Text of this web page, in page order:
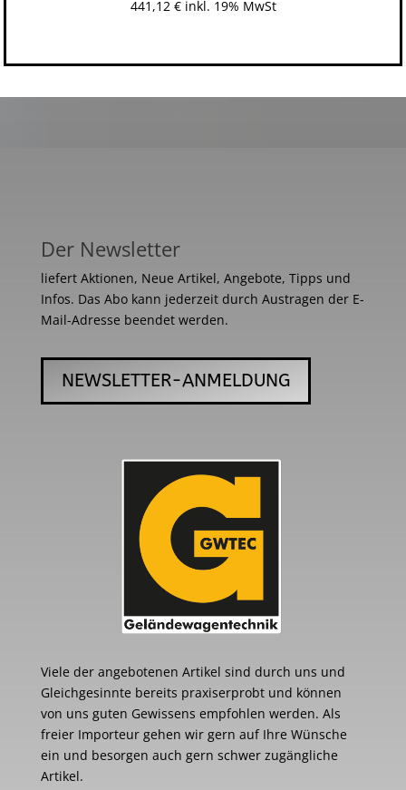
441,12 € inkl. 19% MwSt
Der Newsletter
liefert Aktionen, Neue Artikel, Angebote, Tipps und
Infos. Das Abo kann jederzeit durch Austragen der E-
Mail-Adresse beendet werden.
NEWSLETTER-ANMELDUNG
Viele der angebotenen Artikel sind durch uns und
Gleichgesinnte bereits praxiserprobt und können
von uns guten Gewissens empfohlen werden. Als
freier Importeur gehen wir gern auf Ihre Wünsche
ein und besorgen auch gern schwer zugängliche
Artikel.